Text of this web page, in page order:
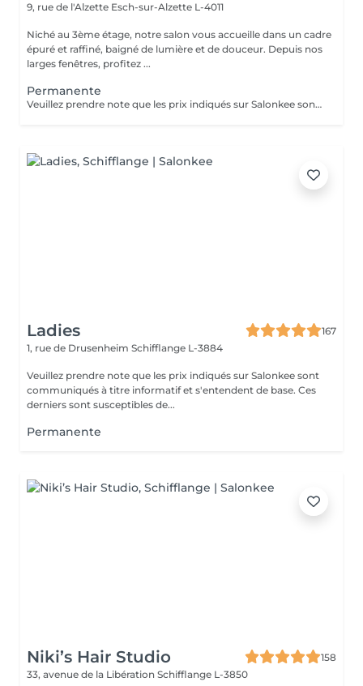
9, rue de l'Alzette Esch-sur-Alzette L-4011
Niché au 3ème étage, notre salon vous accueille dans un cadre
épuré et raffiné, baigné de lumière et de douceur. Depuis nos
larges fenêtres, profitez ...
Permanente
Veuillez prendre note que les prix indiqués sur Salonkee sont communiqués à titre informatif et s'entendent de base. Ces derniers sont susceptibles de varier selon le diagnostic réalisé à votre arrivée au salon et l'expertise du professionnel à qui vous confiez votre beauté. Dans tous les cas, un devis précis vous sera proposé et toutes réalisations de prestations seront effectuées avec votre accord. Un grand merci d'avance pour votre compréhension. Au plaisir de vous recevoir très vite.
Ladies
167
1, rue de Drusenheim Schifflange L-3884
Veuillez prendre note que les prix indiqués sur Salonkee sont
communiqués à titre informatif et s'entendent de base. Ces
derniers sont susceptibles de...
Permanente
Niki’s Hair Studio
158
33, avenue de la Libération Schifflange L-3850